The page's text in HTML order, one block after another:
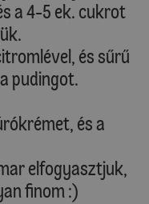
a 4-5 ek. cukrot
és sűrű
pudingot.
és a
elfogyasztjuk,
finom :)